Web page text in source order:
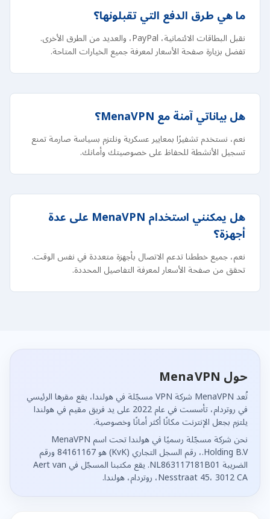
ما هي طرق الدفع التي تقبلونها؟
نقبل البطاقات الائتمانية، PayPal، والعديد من الطرق الأخرى.
تفضل بزيارة صفحة الأسعار لمعرفة جميع الخيارات المتاحة.
هل بياناتي آمنة مع MenaVPN؟
نعم، نستخدم تشفيرًا بمعايير عسكرية ونلتزم بسياسة صارمة تمنع
تسجيل الأنشطة للحفاظ على خصوصيتك وأمانك.
هل يمكنني استخدام MenaVPN على عدة
أجهزة؟
نعم، جميع خططنا تدعم الاتصال بأجهزة متعددة في نفس الوقت.
تحقق من صفحة الأسعار لمعرفة التفاصيل المحددة.
حول MenaVPN
تُعد MenaVPN شركة VPN مسجّلة في هولندا، يقع مقرها الرئيسي
في روتردام، تأسست في عام 2022 على يد فريق مقيم في هولندا
يلتزم بجعل الإنترنت مكانًا أكثر أمانًا وخصوصية.
نحن شركة مسجّلة رسميًا في هولندا تحت اسم MenaVPN
Holding B.V.، رقم السجل التجاري (KvK) هو 84161167 ورقم
الضريبة NL863117181B01. يقع مكتبنا المسجّل في Aert van
Nesstraat 45، 3012 CA، روتردام، هولندا.